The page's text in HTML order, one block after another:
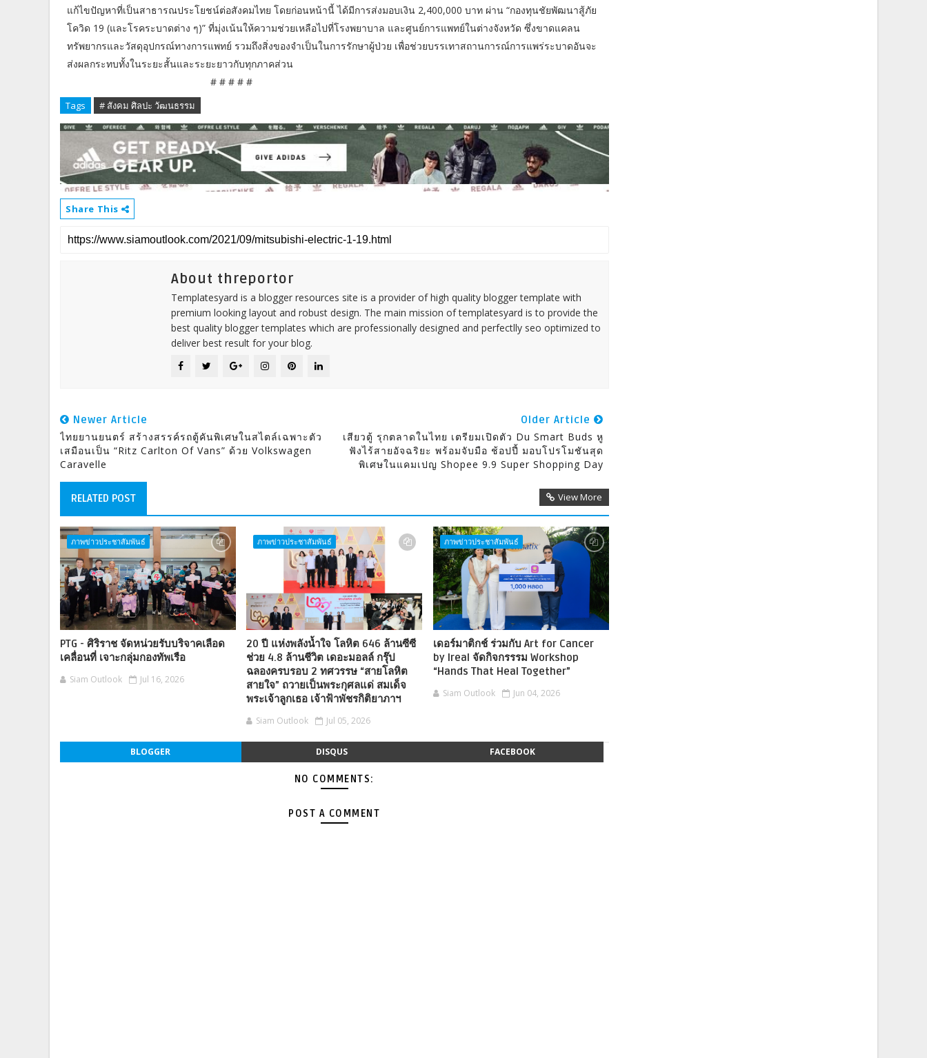
แก้ไขปัญหาที่เป็นสาธารณประโยชน์ต่อสังคมไทย โดยก่อนหน้านี้ ได้มีการส่งมอบเงิน 2,400,000 บาท ผ่าน “กองทุนชัยพัฒนาสู้ภัย
โควิด 19 (และโรคระบาดต่าง ๆ)” ที่มุ่งเน้นให้ความช่วยเหลือไปที่โรงพยาบาล และศูนย์การแพทย์ในต่างจังหวัด ซึ่งขาดแคลน
ทรัพยากรและวัสดุอุปกรณ์ทางการแพทย์ รวมถึงสิ่งของจำเป็นในการรักษาผู้ป่วย เพื่อช่วยบรรเทาสถานการณ์การแพร่ระบาดอันจะ
ส่งผลกระทบทั้งในระยะสั้นและระยะยาวกับทุกภาคส่วน
# # # # #
Tags # สังคม ศิลปะ วัฒนธรรม
Share This
About threportor
Templatesyard is a blogger resources site is a provider of high quality blogger template with
premium looking layout and robust design. The main mission of templatesyard is to provide the
best quality blogger templates which are professionally designed and perfectlly seo optimized to
deliver best result for your blog.
Newer Article
ไทยยานยนตร์ สร้างสรรค์รถตู้คันพิเศษในสไตล์เฉพาะตัว
เสมือนเป็น “Ritz Carlton Of Vans” ด้วย Volkswagen
Caravelle
Older Article
เสียวตู้ รุกตลาดในไทย เตรียมเปิดตัว Du Smart Buds หู
ฟังไร้สายอัจฉริยะ พร้อมจับมือ ช้อปปี้ มอบโปรโมชันสุด
พิเศษในแคมเปญ Shopee 9.9 Super Shopping Day
RELATED POST View More
ภาพข่าวประชาสัมพันธ์
PTG - ศิริราช จัดหน่วยรับบริจาคเลือด
เคลื่อนที่ เจาะกลุ่มกองทัพเรือ
Siam Outlook Jul 16, 2026
ภาพข่าวประชาสัมพันธ์
20 ปี แห่งพลังน้ำใจ โลหิต 646 ล้านซีซี
ช่วย 4.8 ล้านชีวิต เดอะมอลล์ กรุ๊ป
ฉลองครบรอบ 2 ทศวรรษ “สายโลหิต
สายใจ” ถวายเป็นพระกุศลแด่ สมเด็จ
พระเจ้าลูกเธอ เจ้าฟ้าพัชรกิติยาภาฯ
Siam Outlook Jul 05, 2026
ภาพข่าวประชาสัมพันธ์
เดอร์มาติกช์ ร่วมกับ Art for Cancer
by Ireal จัดกิจกรรรม Workshop
“Hands That Heal Together”
Siam Outlook Jun 04, 2026
BLOGGER DISQUS FACEBOOK
NO COMMENTS:
POST A COMMENT